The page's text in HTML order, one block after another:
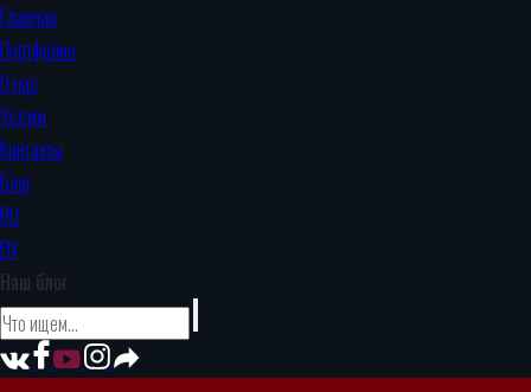
Главная
Портфолио
О нас
Услуги
Контакты
Блог
RU
EN
Наш блог